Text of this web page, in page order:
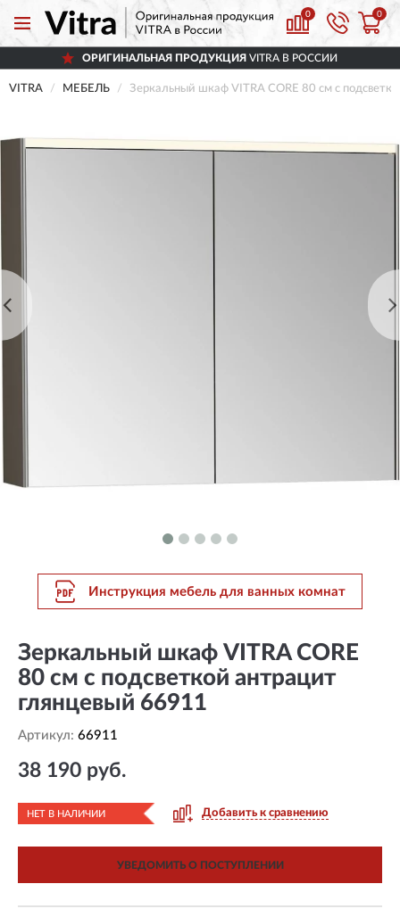
0 0
ОРИГИНАЛЬНАЯ ПРОДУКЦИЯ VITRA В РОССИИ
VITRA МЕБЕЛЬ Зеркальный шкаф VITRA CORE 80 см с
Инструкция мебель для ванных комнат
Зеркальный шкаф VITRA CORE
80 см с подсветкой антрацит
глянцевый 66911
Артикул: 66911
38 190 руб.
НЕТ В НАЛИЧИИ Добавить к сравнению
УВЕДОМИТЬ О ПОСТУПЛЕНИИ